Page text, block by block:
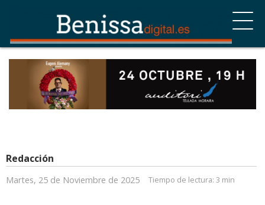
Redacción
Martes, 25 de Noviembre de 2025 Tiempo de lectura: 3 min